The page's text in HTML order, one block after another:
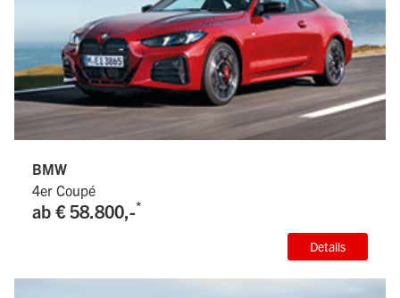
BMW
4er Coupé
ab € 58.800,-*
Details